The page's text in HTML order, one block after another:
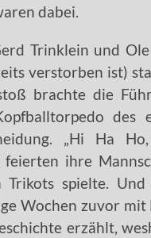
dabei.
Trinklein und
verstorben ist)
brachte die
des
„Hi Ha
feierten ihre
spielte.
Wochen zuvor
erzählt,